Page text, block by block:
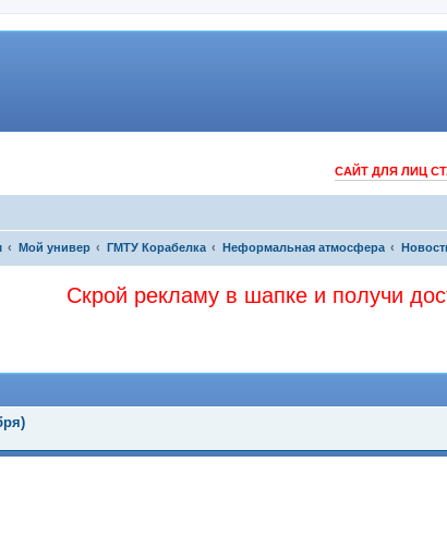
САЙТ ДЛЯ ЛИЦ
Мой универ ГМТУ Корабелка Неформальная атмосфера
Скрой рекламу в шапке и получи